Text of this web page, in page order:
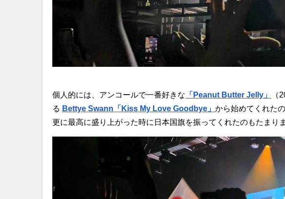
個人的には、アンコールで一番好きな 「Peanut Butter Jelly」
（
る Bettye Swann「Kiss My Love Goodbye」 から始めてくれた
更に最高に盛り上がった時に日本国旗を振ってくれたのもたまり